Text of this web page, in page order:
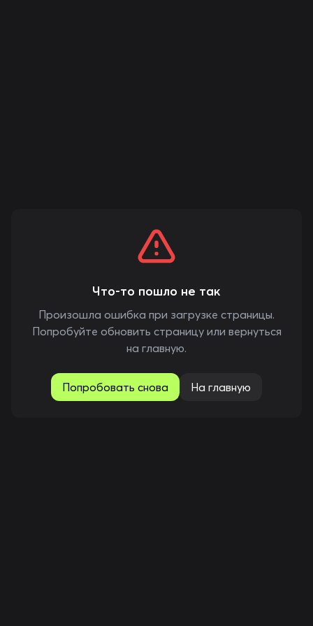
Что-то пошло не так
Произошла ошибка при загрузке страницы.
Попробуйте обновить страницу или вернуться
на главную.
Попробовать снова На главную